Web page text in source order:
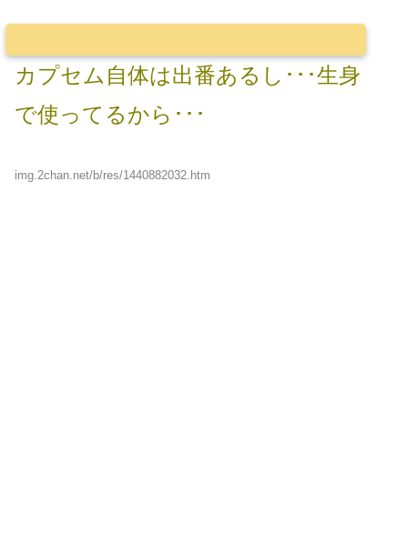
カプセム自体は出番あるし･･･生身
で使ってるから･･･
img.2chan.net/b/res/1440882032.htm